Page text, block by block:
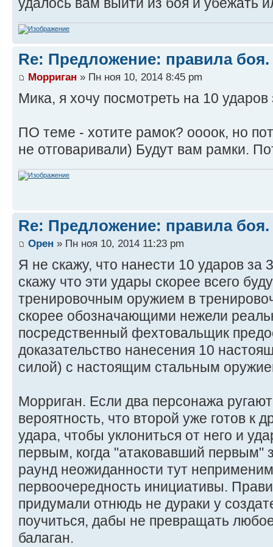
Re: Предложение: правила боя.
Морриган » Пн ноя 10, 2014 8:45 pm
Мика, я хочу посмотреть на 10
ПО теме - хотите рамок? оооок, но
не отговаривали) Будут вам рамки.
Re: Предложение: правила боя.
Орен » Пн ноя 10, 2014 11:23 pm
Я не скажу, что нанести 10 ударов за
скажу что эти удары скорее всего
тренировочным оружием в
скорее обозначающими нежели
посредственный фехтовальщик
доказательство нанесения 10
силой) с настоящим стальным
Морриган. Если два персонажа
вероятность, что второй уже готов к
удара, чтобы уклониться от него и
первым, когда "атаковавший первым"
раунд неожиданности тут
первоочередность инициативы.
придумали отнюдь не дураки у
поучиться, дабы не превращать
балаган.